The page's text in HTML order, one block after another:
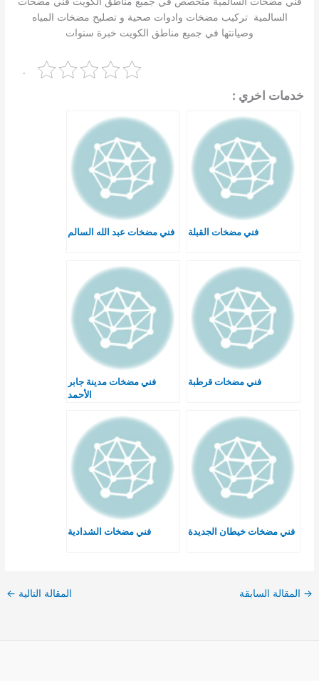
السالمية تركيب مضخات وادوات صحية و تصليح مضخات المياه
وصيانتها في جميع مناطق الكويت خبرة سنوات
.
خدمات اخري :
فني مضخات القبلة فني مضخات عبد الله السالم
فني مضخات قرطبة
فني مضخات مدينة جابر
الأحمد
فني مضخات خيطان الجديدة فني مضخات الشدادية
→ المقالة السابقة المقالة التالية ←